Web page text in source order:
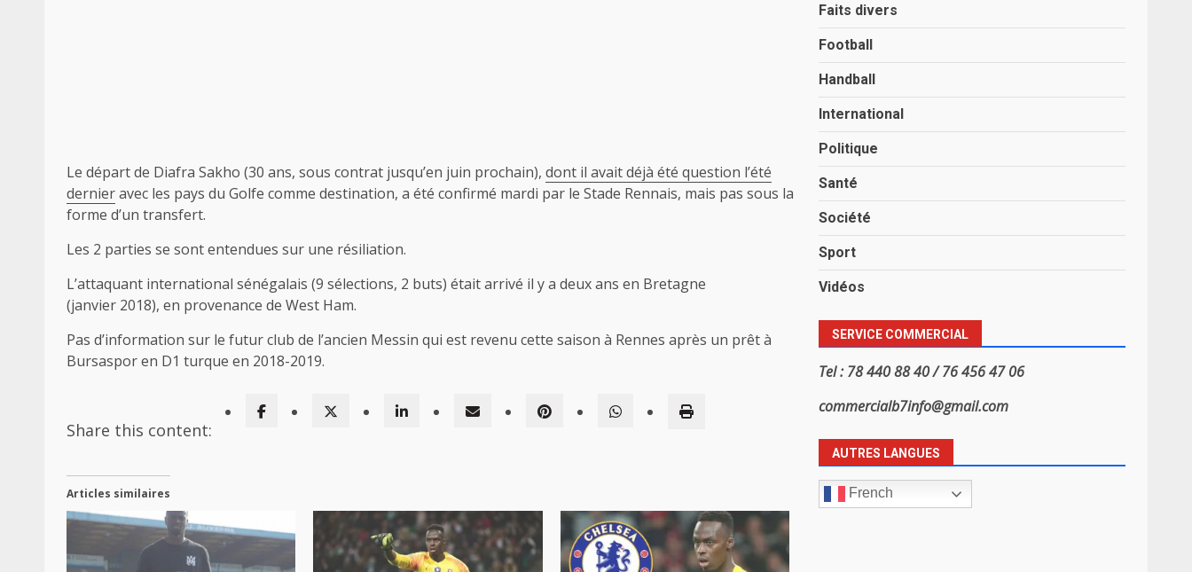
Le départ de Diafra Sakho (30 ans, sous contrat jusqu’en juin prochain), dont il avait déjà été question l’été
dernieravec les pays du Golfe comme destination, a été confirmé mardi par le Stade Rennais, mais pas sous la
forme d’un transfert.
Les 2 parties se sont entendues sur une résiliation.
L’attaquant international sénégalais (9 sélections, 2 buts) était arrivé il y a deux ans en Bretagne
(janvier 2018), en provenance de West Ham.
Pas d’information sur le futur club de l’ancien Messin qui est revenu cette saison à Rennes après un prêt à
Bursaspor en D1 turque en 2018-2019.
Share this content:
Articles similaires
Faits divers
Football
Handball
International
Politique
Santé
Société
Sport
Vidéos
SERVICE COMMERCIAL
Tel : 78 440 88 40 / 76 456 47 06
commercialb7info@gmail.com
AUTRES LANGUES
French